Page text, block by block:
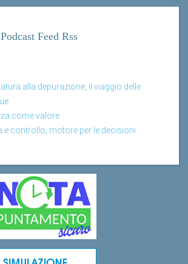
Feed Rss
alla depurazione, il viaggio delle
come valore
e controllo, motore per le decisioni